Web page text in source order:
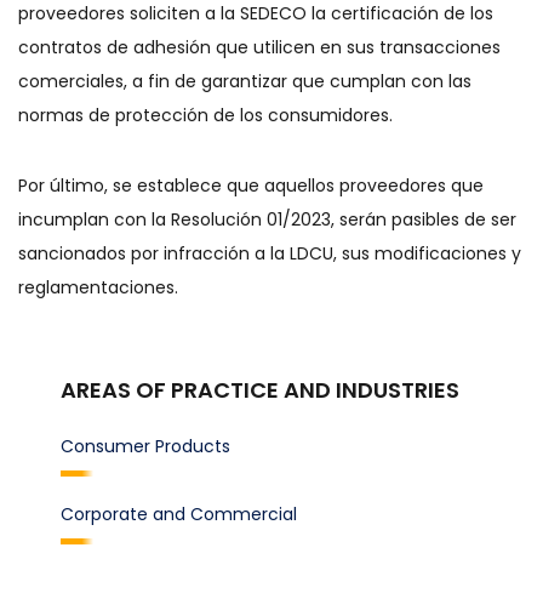
proveedores soliciten a la SEDECO la certificación de los
contratos de adhesión que utilicen en sus transacciones
comerciales, a fin de garantizar que cumplan con las
normas de protección de los consumidores.
Por último, se establece que aquellos proveedores que
incumplan con la Resolución 01/2023, serán pasibles de ser
sancionados por infracción a la LDCU, sus modificaciones y
reglamentaciones.
AREAS OF PRACTICE AND INDUSTRIES
Consumer Products
Corporate and Commercial